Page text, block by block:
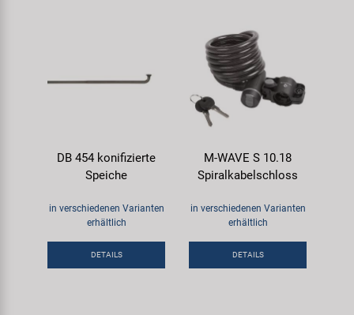
DB 454 konifizierte
Speiche
in verschiedenen Varianten
erhältlich
DETAILS
M-WAVE S 10.18
Spiralkabelschloss
in verschiedenen Varianten
erhältlich
DETAILS